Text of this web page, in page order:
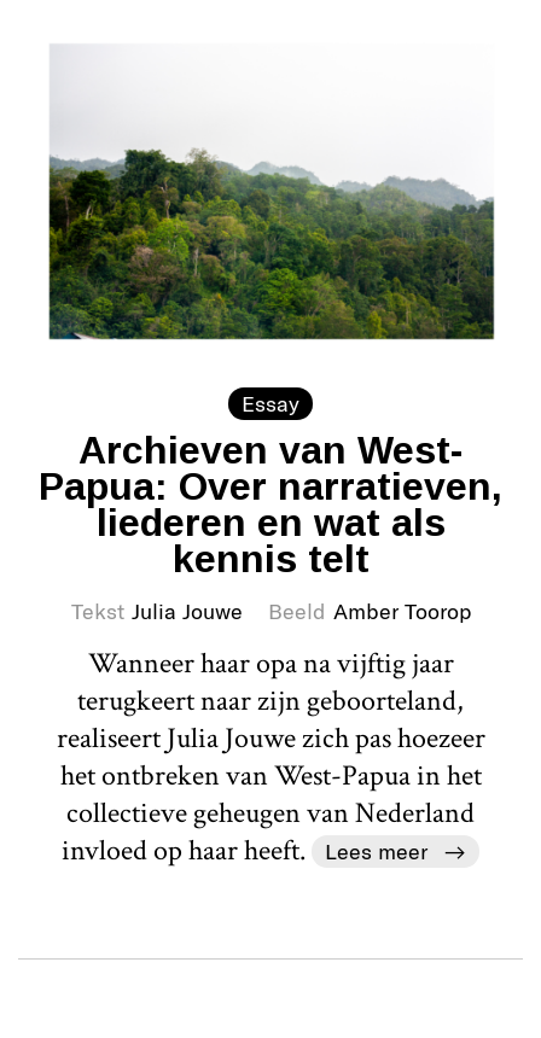
Essay
Archieven van West-
Papua: Over narratieven,
liederen en wat als
kennis telt
Tekst Julia Jouwe Beeld Amber Toorop
Wanneer haar opa na vijftig jaar
terugkeert naar zijn geboorteland,
realiseert Julia Jouwe zich pas hoezeer
het ontbreken van West-Papua in het
collectieve geheugen van Nederland
invloed op haar heeft.
Lees meer